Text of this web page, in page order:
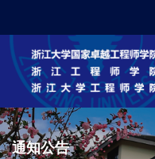
通知公告